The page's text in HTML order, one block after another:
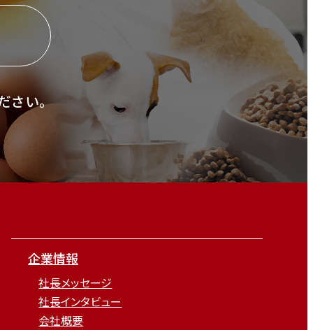
さい。
企業情報
社長メッセージ
社長インタビュー
会社概要